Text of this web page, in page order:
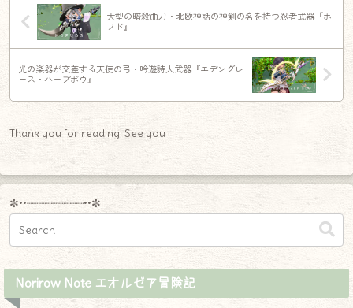
大型の暗殺曲刀・北欧神話の神剣の名を持つ忍者武器『ホ
フド』
光の楽器が交差する天使の弓・吟遊詩人武器『エデングレ
ース・ハープボウ』
Thank you for reading. See you !
✼••┈┈┈┈┈┈┈┈┈••✼
Norirow Note エオルゼア冒険記